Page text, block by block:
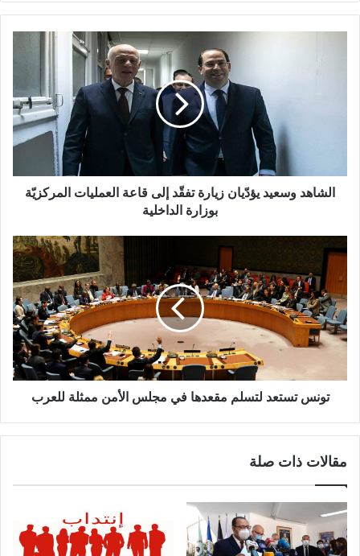
الشاهد وسعيد يؤدّيان زيارة تفقّد إلى قاعة العمليات المركزيّة
بوزارة الداخلية
تونس تستعد لتسلم مقعدها في مجلس الأمن ممثلة للعرب
مقالات ذات صلة